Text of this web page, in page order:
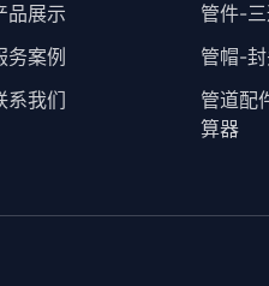
品展示
务案例
系我们
管件-
管帽-
管道配
算器